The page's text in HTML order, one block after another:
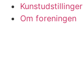
Kunstudstillinger
Om foreningen